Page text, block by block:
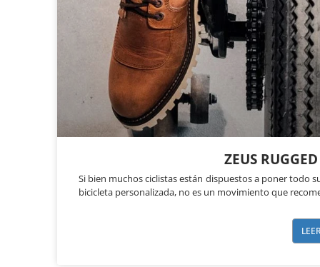
ZEUS
Si bien muchos ciclistas están dispuestos a poner todo
bicicleta personalizada, no es un movimiento que